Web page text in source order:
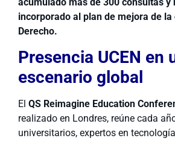
incorporado al plan de mejora de la
Derecho.
Presencia UCEN en
escenario global
El QS Reimagine Education
realizado en Londres, reúne cada
universitarios, expertos en